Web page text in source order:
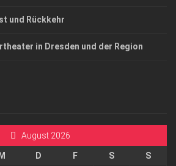
und Rückkehr
in Dresden und der Region
August 2026
M D F S
S